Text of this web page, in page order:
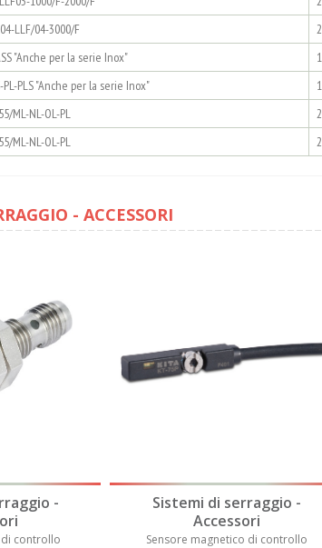
LLF/04-3000/F
"Anche per la serie Inox"
PL-PLS "Anche per la serie Inox"
ML-NL-OL-PL
ML-NL-OL-PL
- ACCESSORI
-
controllo
Sistemi di serraggio -
Accessori
Sensore magnetico di controllo